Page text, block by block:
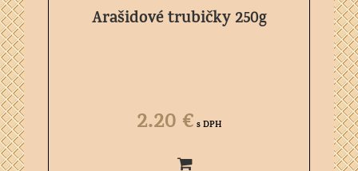
Arašidové trubičky 250g
2.20 € s DPH